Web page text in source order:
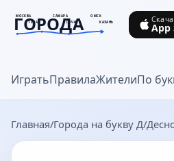
МОСКВА САМАРА
ОМСК
ТУЛА
СОЧИ КАЗАНЬ
ГОРОДА
goroda-na.ru
ИгратьПравилаЖителиПо
App
Главная Города на букву Д